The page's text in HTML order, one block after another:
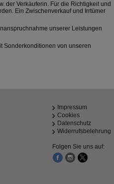
der Verkäuferin. Für die Richtigkeit und
Ein Zwischenverkauf und Irrtümer
unserer Leistungen
Sonderkonditionen von unseren
Impressum
Cookies
Datenschutz
Widerrufsbelehrung
Folgen Sie uns auf: